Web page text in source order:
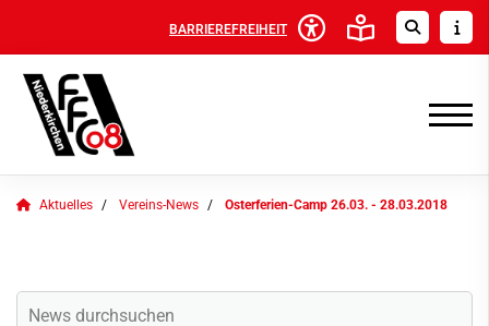
BARRIEREFREIHEIT
Aktuelles Vereins-News Osterferien-Camp 26.03. - 28.03.2018